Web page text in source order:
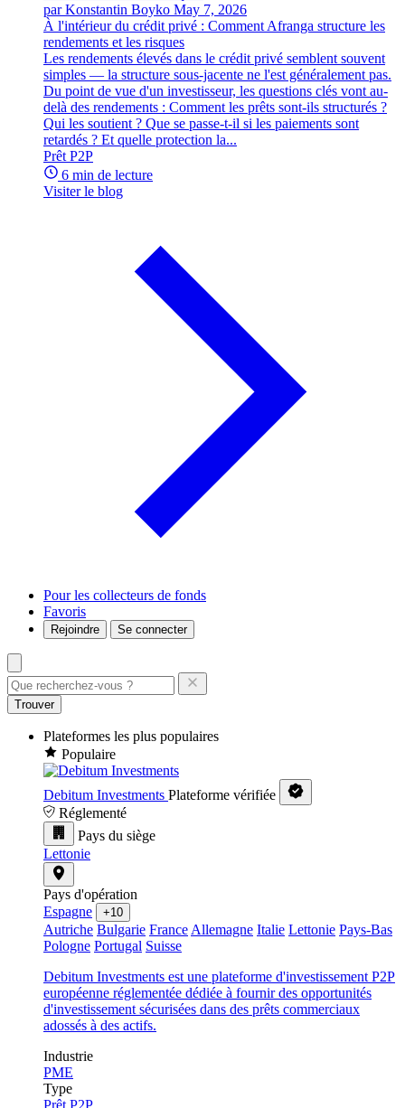
par Konstantin Boyko May 7, 2026
À l'intérieur du crédit privé : Comment Afranga structure les
rendements et les risques
Les rendements élevés dans le crédit privé semblent souvent
simples — la structure sous-jacente ne l'est généralement pas.
Du point de vue d'un investisseur, les questions clés vont au-
delà des rendements : Comment les prêts sont-ils structurés ?
Qui les soutient ? Que se passe-t-il si les paiements sont
retardés ? Et quelle protection la...
Prêt P2P
6 min de lecture
Visiter le blog
Pour les collecteurs de fonds
Favoris
Rejoindre Se connecter
Trouver
Plateformes les plus populaires
Populaire
Debitum Investments Plateforme vérifiée
Réglementé
Pays du siège
Lettonie
Pays d'opération
Espagne
+10
Autriche Bulgarie France Allemagne Italie Lettonie Pays-Bas
Pologne Portugal Suisse
Debitum Investments est une plateforme d'investissement P2P
européenne réglementée dédiée à fournir des opportunités
d'investissement sécurisées dans des prêts commerciaux
adossés à des actifs.
Industrie
PME
Type
Prêt P2P